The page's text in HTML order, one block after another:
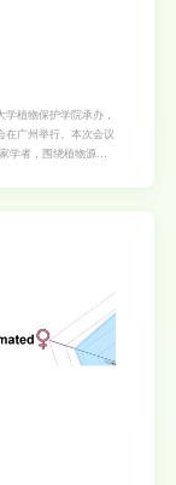
植物保护学院承办，
在广州举行。本次会议
学者，围绕植物源农